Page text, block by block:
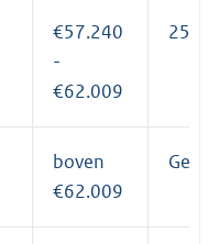
€57.240
-
€62.009
25%
boven
€62.009
Geen